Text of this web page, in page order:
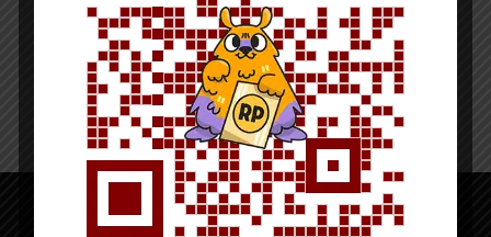
Redaksi 7 Oktober 2015 2 menit waktu baca